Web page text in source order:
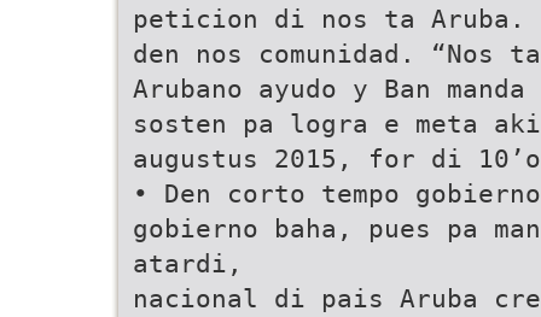
peticion di nos ta Aruba.
den nos comunidad. “Nos
Arubano ayudo y Ban
sosten pa logra e meta
augustus 2015, for di
• Den corto tempo
gobierno baha, pues pa
atardi,
nacional di pais Aruba